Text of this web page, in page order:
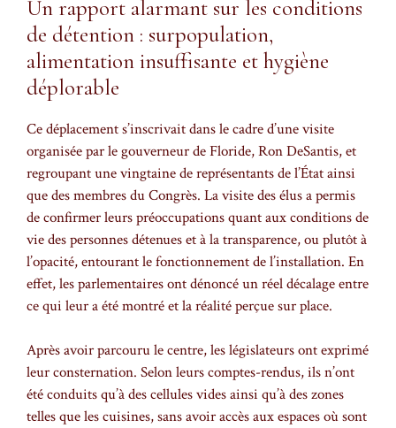
Un rapport alarmant sur les conditions
de détention : surpopulation,
alimentation insuffisante et hygiène
déplorable
Ce déplacement s’inscrivait dans le cadre d’une visite
organisée par le gouverneur de Floride, Ron DeSantis, et
regroupant une vingtaine de représentants de l’État ainsi
que des membres du Congrès. La visite des élus a permis
de confirmer leurs préoccupations quant aux conditions de
vie des personnes détenues et à la transparence, ou plutôt à
l’opacité, entourant le fonctionnement de l’installation. En
effet, les parlementaires ont dénoncé un réel décalage entre
ce qui leur a été montré et la réalité perçue sur place.
Après avoir parcouru le centre, les législateurs ont exprimé
leur consternation. Selon leurs comptes-rendus, ils n’ont
été conduits qu’à des cellules vides ainsi qu’à des zones
telles que les cuisines, sans avoir accès aux espaces où sont